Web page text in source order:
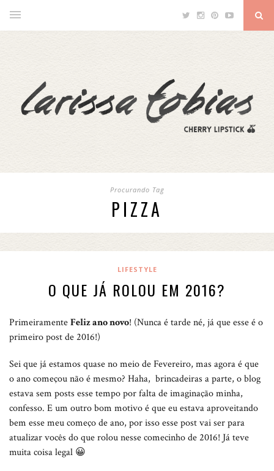
Procurando Tag
PIZZA
LIFESTYLE
O QUE JÁ ROLOU EM 2016?
PrimeiramenteFeliz ano novo! (Nunca é tarde né, já que esse é o
primeiro post de 2016!)
Sei que já estamos quase no meio de Fevereiro, mas agora é que
o ano começou não é mesmo? Haha, brincadeiras a parte, o blog
estava sem posts esse tempo por falta de imaginação minha,
confesso. E um outro bom motivo é que eu estava aproveitando
bem esse meu começo de ano, por isso esse post vai ser para
atualizar vocês do que rolou nesse comecinho de 2016! Já teve
muita coisa legal 😀